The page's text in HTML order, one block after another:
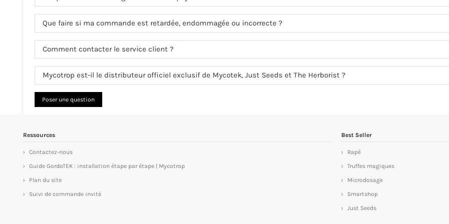
Que faire si ma commande est retardée, endommagée ou incorrecte ?
Comment contacter le service client ?
Mycotrop est-il le distributeur officiel exclusif de Mycotek, Just Seeds et The Herborist ?
Poser une question
Ressources
Contactez-nous
Guide GordoTEK : installation étape par étape | Mycotrop
Plan du site
Suivi de commande invité
Best Seller
Rapé
Truffes magiques
Microdosage
Smartshop
Just Seeds